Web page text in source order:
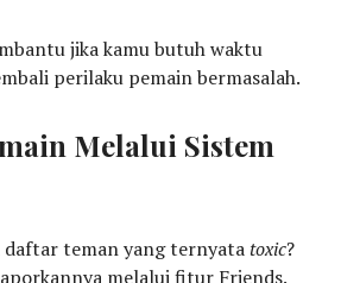
jika kamu butuh waktu
perilaku pemain bermasalah.
Melalui Sistem
daftar teman yang ternyatatoxic?
melalui fitur Friends.